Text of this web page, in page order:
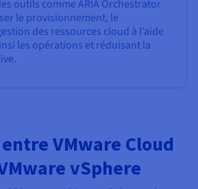
outils comme ARIA Orchestrator
le provisionnement, le
des ressources cloud à l’aide
les opérations et réduisant la
VMware Cloud
vSphere